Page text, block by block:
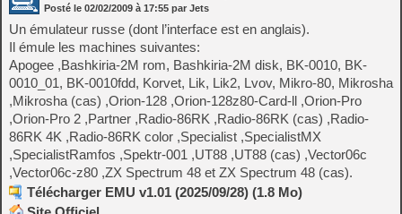
Posté le 02/02/2009 à 17:55 par Jets
Un émulateur russe (dont l’interface est en anglais).
Il émule les machines suivantes:
Apogee ,Bashkiria-2M rom, Bashkiria-2M disk, BK-0010, BK-
0010_01, BK-0010fdd, Korvet, Lik, Lik2, Lvov, Mikro-80, Mikrosha
,Mikrosha (cas) ,Orion-128 ,Orion-128z80-Card-ll ,Orion-Pro
,Orion-Pro 2 ,Partner ,Radio-86RK ,Radio-86RK (cas) ,Radio-
86RK 4K ,Radio-86RK color ,Specialist ,SpecialistMX
,SpecialistRamfos ,Spektr-001 ,UT88 ,UT88 (cas) ,Vector06c
,Vector06c-z80 ,ZX Spectrum 48 et ZX Spectrum 48 (cas).
Télécharger EMU v1.01 (2025/09/28) (1.8 Mo)